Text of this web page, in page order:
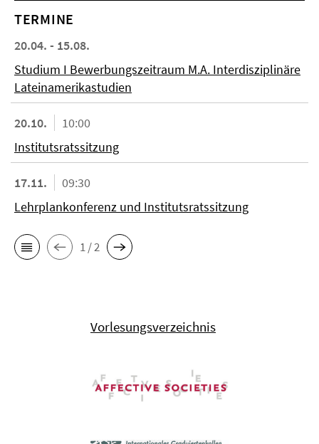
TERMINE
20.04. - 15.08.
Studium I Bewerbungszeitraum M.A. Interdisziplinäre
Lateinamerikastudien
20.10.
10:00
Institutsratssitzung
17.11.
09:30
Lehrplankonferenz und Institutsratssitzung
1 / 2
Vorlesungsverzeichnis